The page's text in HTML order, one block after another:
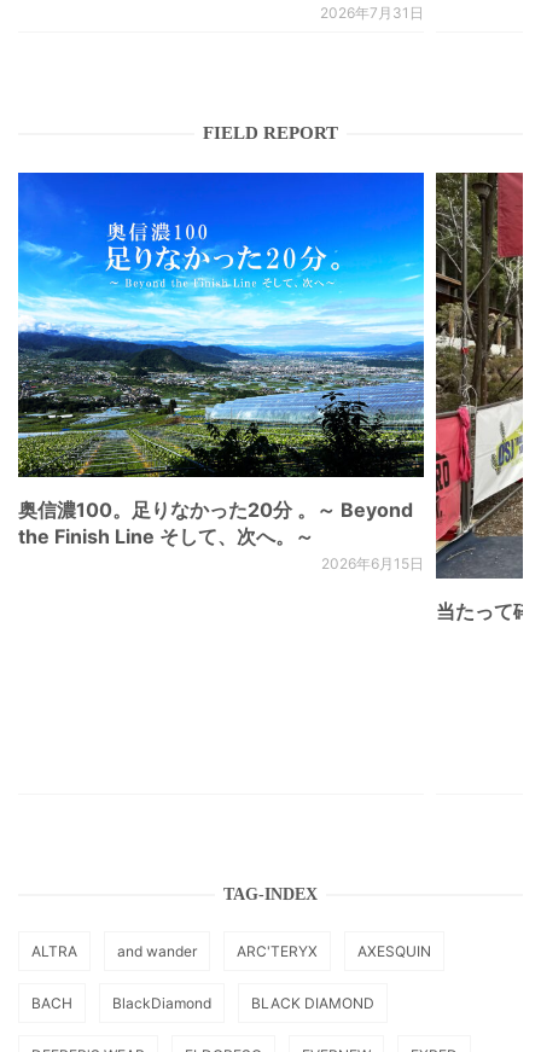
2026年7月31日
FIELD REPORT
奥信濃100。足りなかった20分 。～ Beyond
the Finish Line そして、次へ。～
2026年6月15日
当たって砕
TAG-INDEX
ALTRA and wander ARC'TERYX AXESQUIN
BACH BlackDiamond BLACK DIAMOND